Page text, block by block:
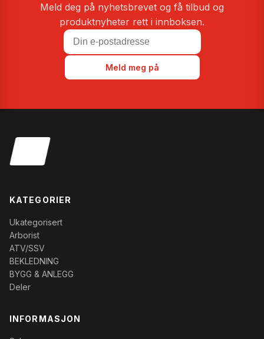
Meld deg på nyhetsbrevet og få tilbud og
produktnyheter rett i innboksen.
Meld meg på
KATEGORIER
Ukategorisert
Arborist
ATV/SSV
BEKLEDNING
BYGG & ANLEGG
Deler
INFORMASJON